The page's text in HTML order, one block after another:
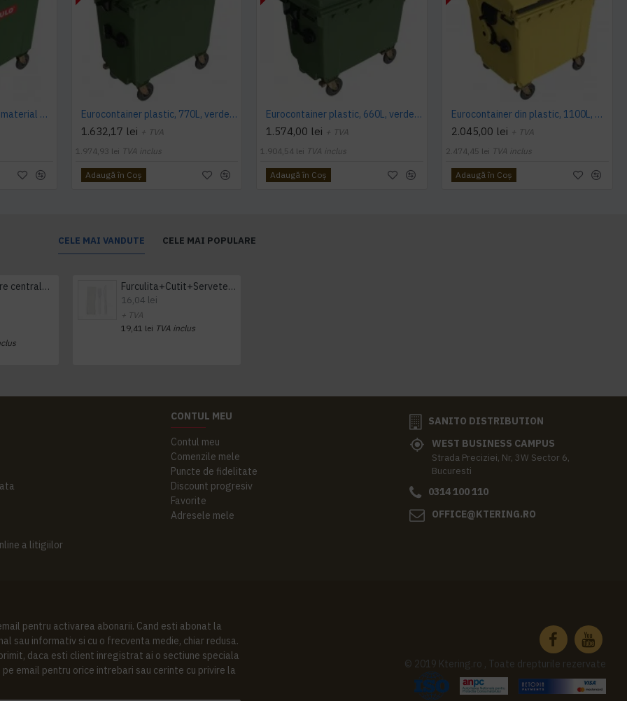
Eurocontainer verde din material plastic, cu capac plat, SULO, 1100 l - Transport Inclus Eurocontainer plastic, 770L, verde, capac plat- Transport Inclus
1.632,17 lei + TVA
1.974,93 lei TVA inclus
Adaugă în Coş
Eurocontainer plastic, 660L, verde, capac plat, Europlast - Transport Inclus
1.574,00 lei + TVA
1.904,54 lei TVA inclus
Adaugă în Coş
Eurocontainer din plastic, 1100L, galben, cu capac rotund - Transport Inclus
2.045,00 lei + TVA
2.474,45 lei TVA inclus
Adaugă în Coş
CELE MAI VANDUTE CELE MAI POPULARE
Prosop derulare centrala 1 pliu, 300 m Tork Furculita+Cutit+Servetel 100buc/set
16,04 lei
+ TVA
19,41 lei TVA inclus
a litigiilor
CONTUL MEU
Contul meu
Comenzile mele
Puncte de fidelitate
Discount progresiv
Favorite
Adresele mele
SANITO DISTRIBUTION
WEST BUSINESS CAMPUS
Strada Preciziei, Nr, 3W Sector 6,
Bucuresti
0314 100 110
OFFICE@KTERING.RO
pentru activarea abonarii. Cand esti abonat la
sau informativ si cu o frecventa medie, chiar redusa.
daca esti client inregistrat ai o sectiune speciala
email pentru orice intrebari sau cerinte cu privire la
© 2019 Ktering.ro , Toate drepturile rezervate